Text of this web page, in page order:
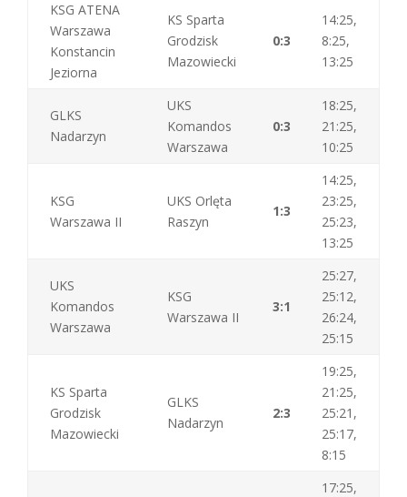
KSG ATENA
Warszawa
Konstancin
Jeziorna
KS Sparta
Grodzisk
Mazowiecki
0:3
14:25,
8:25,
13:25
GLKS
Nadarzyn
UKS
Komandos
Warszawa
0:3
18:25,
21:25,
10:25
KSG
Warszawa II
UKS Orlęta
Raszyn
1:3
14:25,
23:25,
25:23,
13:25
UKS
Komandos
Warszawa
KSG
Warszawa II
3:1
25:27,
25:12,
26:24,
25:15
KS Sparta
Grodzisk
Mazowiecki
GLKS
Nadarzyn
2:3
19:25,
21:25,
25:21,
25:17,
8:15
17:25,